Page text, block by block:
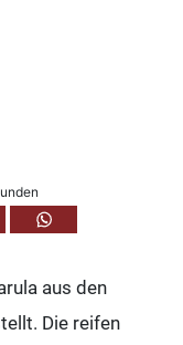
aus den
Die reifen